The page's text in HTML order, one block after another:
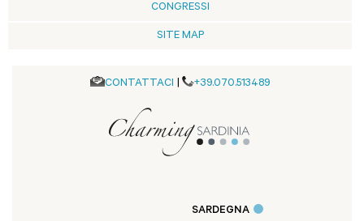
CONGRESSI
SITE MAP
CONTATTACI +39.070.513489
SARDEGNA